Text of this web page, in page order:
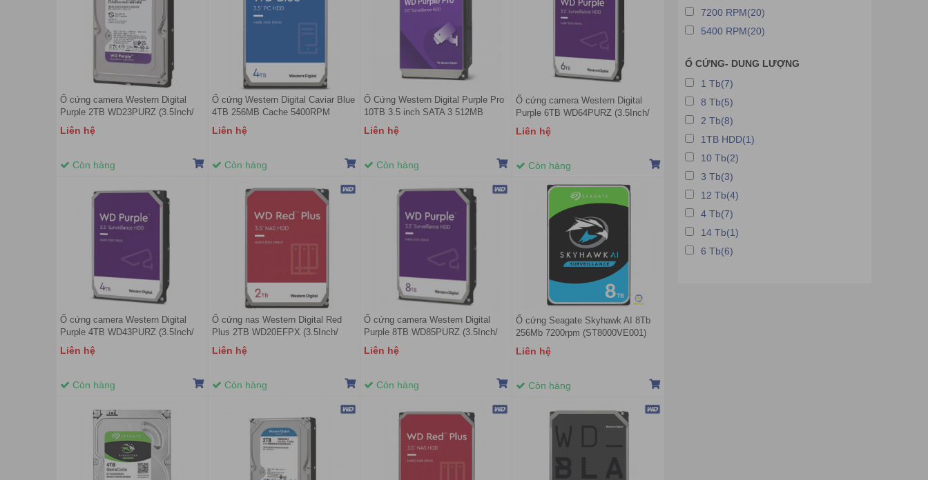
Ổ cứng camera Western Digital
Purple 2TB WD23PURZ (3.5Inch/
5400rpm/ 64MB/ SATA3)
Liên hệ
Còn hàng
Ổ cứng Western Digital Caviar Blue
4TB 256MB Cache 5400RPM
WD40EZZX
Liên hệ
Còn hàng
Ổ Cứng Western Digital Purple Pro
10TB 3.5 inch SATA 3 512MB
Cache 7200RPM WD102PURP
Liên hệ
Còn hàng
Ổ cứng camera Western Digital
Purple 6TB WD64PURZ (3.5Inch/
5640rpm/ Cache 256MB/ SATA3)
Liên hệ
Còn hàng
Ổ cứng camera Western Digital
Purple 4TB WD43PURZ (3.5Inch/
5400rpm/ Cache 256MB/ SATA3)
Liên hệ
Còn hàng
Ổ cứng nas Western Digital Red
Plus 2TB WD20EFPX (3.5Inch/
5400rpm/ 64MB/ SATA3)
Liên hệ
Còn hàng
Ổ cứng camera Western Digital
Purple 8TB WD85PURZ (3.5Inch/
5640rpm/ Cache 256MB/ SATA3)
Liên hệ
Còn hàng
Ổ cứng Seagate Skyhawk AI 8Tb
256Mb 7200rpm (ST8000VE001)
Liên hệ
Còn hàng
7200 RPM(20)
5400 RPM(20)
Ổ CỨNG- DUNG LƯỢNG
1 Tb(7)
8 Tb(5)
2 Tb(8)
1TB HDD(1)
10 Tb(2)
3 Tb(3)
12 Tb(4)
4 Tb(7)
14 Tb(1)
6 Tb(6)